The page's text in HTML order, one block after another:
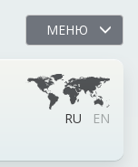
МЕНЮ
RU
EN